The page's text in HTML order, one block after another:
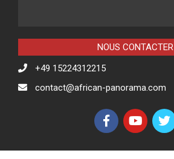
NOUS CONTACTER
+49 15224312215
contact@african-panorama.com